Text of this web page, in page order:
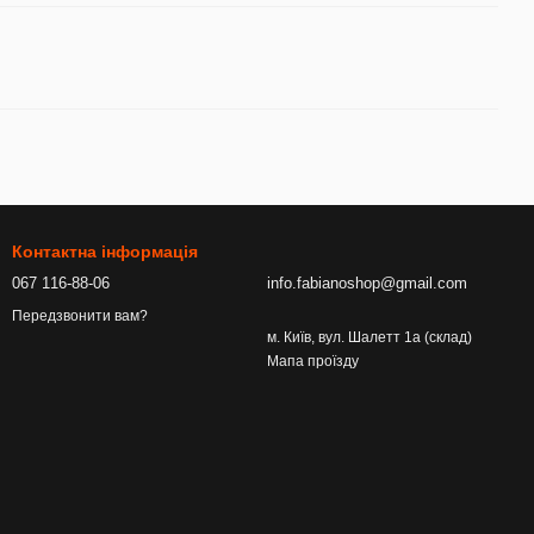
Контактна інформація
067 116-88-06
Передзвонити вам?
info.fabianoshop@gmail.com
м. Київ, вул. Шалетт 1а (склад)
Мапа проїзду